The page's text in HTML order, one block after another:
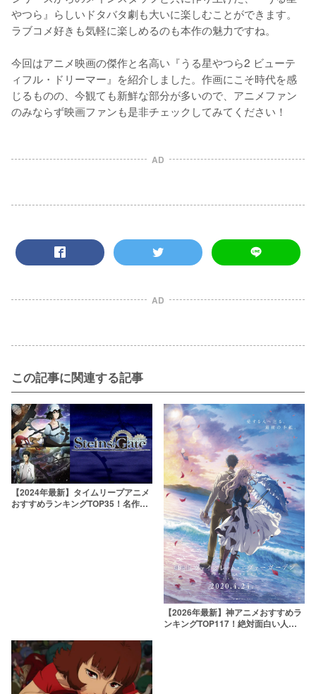
やつら』らしいドタバタ劇も大いに楽しむことができます。
ラブコメ好きも気軽に楽しめるのも本作の魅力ですね。
今回はアニメ映画の傑作と名高い『うる星やつら2 ビューテ
ィフル・ドリーマー』を紹介しました。作画にこそ時代を感
じるものの、今観ても新鮮な部分が多いので、アニメファン
のみならず映画ファンも是非チェックしてみてください！
AD
AD
この記事に関連する記事
【2024年最新】タイムリープアニメ
おすすめランキングTOP35！名作や
【2026年最新】神アニメおすすめラ
ンキングTOP117！絶対面白い人気